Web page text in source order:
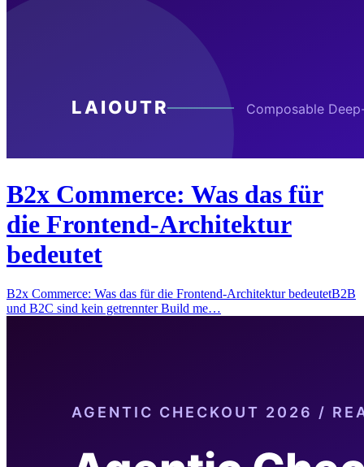
B2x Commerce: Was das für
die Frontend-Architektur
bedeutet
B2x Commerce: Was das für die Frontend-Architektur bedeutetB2B
und B2C sind kein getrennter Build me…